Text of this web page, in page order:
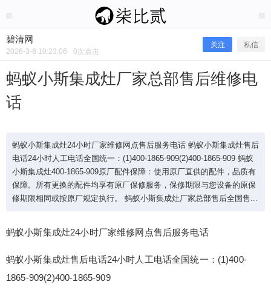
碧清网
2026-3-8 10:23:06 0次点击
关注 私信
蚂蚁小斯集成灶厂家总部售后维修电
话
蚂蚁小斯集成灶24小时厂家维修网点售后服务电话 蚂蚁小斯集成灶售后
电话24小时人工电话全国统一：(1)400-1865-909(2)400-1865-909 蚂蚁
小斯集成灶400-1865-909原厂配件保障：使用原厂直供的配件，品质有
保障。所有更换的配件均享有原厂保修服务，保修期限与您设备的原保
修期限相同或按原厂规定执行。 蚂蚁小斯集成灶厂家总部售后全国售...
蚂蚁小斯集成灶24小时厂家维修网点售后服务电话
蚂蚁小斯集成灶售后电话24小时人工电话全国统一：(1)400-
1865-909(2)400-1865-909
蚂蚁小斯集成灶24小时厂家维修网点售后服务电话
蚂蚁小斯集成灶售后电话24小时人工电话全国统